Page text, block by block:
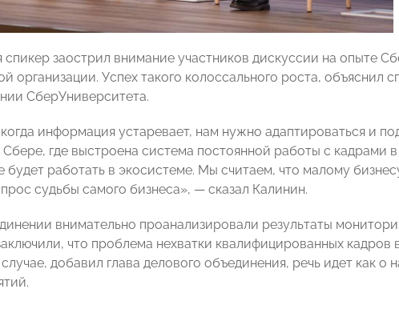
спикер заострил внимание участников дискуссии на опыте
организации. Успех такого колоссального роста, объяснил
СберУниверситета.
информация устаревает, нам нужно адаптироваться и
где выстроена система постоянной работы с кадрами
будет работать в экосистеме. Мы считаем, что малому
судьбы самого бизнеса», — сказал Калинин.
внимательно проанализировали результаты
что проблема нехватки квалифицированных кадров
добавил глава делового объединения, речь идет как о